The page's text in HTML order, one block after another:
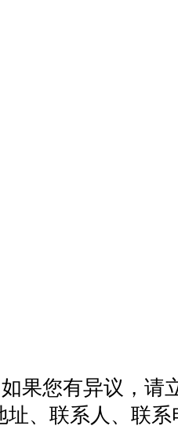
果您有异议，请
址、联系人、联